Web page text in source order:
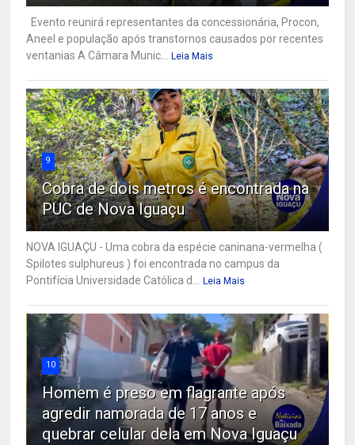
Evento reunirá representantes da concessionária, Procon,
Aneel e população após transtornos causados por recentes
ventanias A Câmara Munic... Leia Mais
9
Cobra de dois metros é encontrada na
PUC de Nova Iguaçu
NOVA IGUAÇU - Uma cobra da espécie caninana-vermelha (
Spilotes sulphureus ) foi encontrada no campus da
Pontifícia Universidade Católica d... Leia Mais
10
Homem é preso em flagrante após
agredir namorada de 17 anos e
quebrar celular dela em Nova Iguaçu